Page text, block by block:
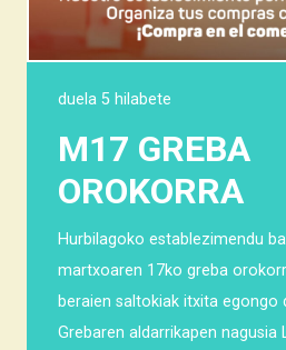
duela 5 hilabete
M17 GREBA
OROKORRA
Hurbilagoko establezimendu
martxoaren 17ko greba
beraien saltokiak itxita egongo
Grebaren aldarrikapen nagusia